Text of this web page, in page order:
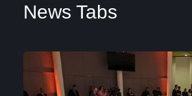
News Tabs